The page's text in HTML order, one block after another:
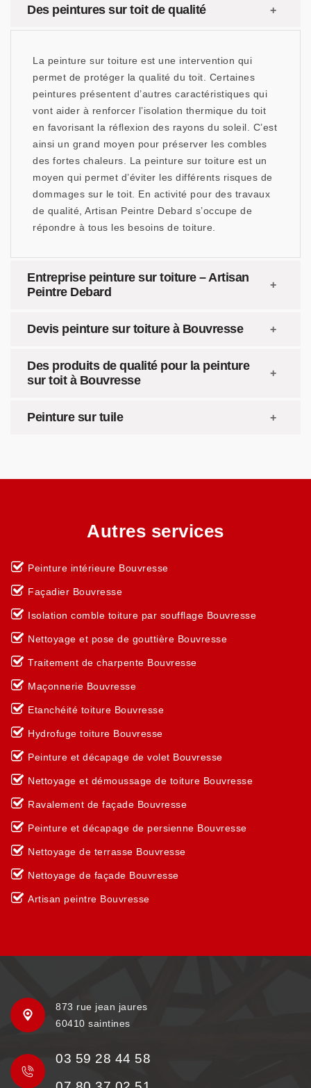
Des peintures sur toit de qualité
La peinture sur toiture est une intervention qui
permet de protéger la qualité du toit. Certaines
peintures présentent d’autres caractéristiques qui
vont aider à renforcer l’isolation thermique du toit
en favorisant la réflexion des rayons du soleil. C’est
ainsi un grand moyen pour préserver les combles
des fortes chaleurs. La peinture sur toiture est un
moyen qui permet d’éviter les différents risques de
dommages sur le toit. En activité pour des travaux
de qualité, Artisan Peintre Debard s’occupe de
répondre à tous les besoins de toiture.
Entreprise peinture sur toiture – Artisan
Peintre Debard
Devis peinture sur toiture à Bouvresse
Des produits de qualité pour la peinture
sur toit à Bouvresse
Peinture sur tuile
Autres services
Peinture intérieure Bouvresse
Façadier Bouvresse
Isolation comble toiture par soufflage Bouvresse
Nettoyage et pose de gouttière Bouvresse
Traitement de charpente Bouvresse
Maçonnerie Bouvresse
Etanchéité toiture Bouvresse
Hydrofuge toiture Bouvresse
Peinture et décapage de volet Bouvresse
Nettoyage et démoussage de toiture Bouvresse
Ravalement de façade Bouvresse
Peinture et décapage de persienne Bouvresse
Nettoyage de terrasse Bouvresse
Nettoyage de façade Bouvresse
Artisan peintre Bouvresse
873 rue jean jaures
60410 saintines
03 59 28 44 58